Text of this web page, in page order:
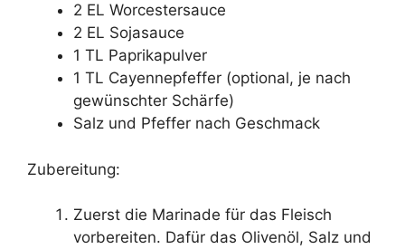
2 EL Worcestersauce
2 EL Sojasauce
1 TL Paprikapulver
1 TL Cayennepfeffer (optional, je nach
gewünschter Schärfe)
Salz und Pfeffer nach Geschmack
Zubereitung:
Zuerst die Marinade für das Fleisch
vorbereiten. Dafür das Olivenöl, Salz und